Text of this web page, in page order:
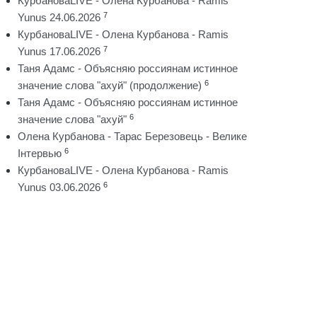
Yunus 24.06.2026 7
КурбановаLIVE - Олена Курбанова - Ramis
Yunus 17.06.2026 7
Таня Адамс - Объясняю россиянам истинное
значение слова "ахуй" (продолжение) 6
Таня Адамс - Объясняю россиянам истинное
значение слова "ахуй" 6
Олена Курбанова - Тарас Березовець - Велике
Інтервью 6
КурбановаLIVE - Олена Курбанова - Ramis
Yunus 03.06.2026 6